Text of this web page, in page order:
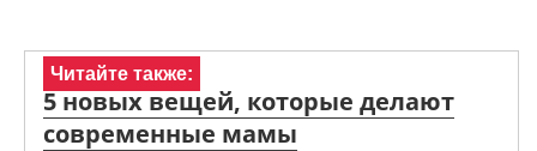
Читайте также:
5 новых вещей, которые делают
современные мамы